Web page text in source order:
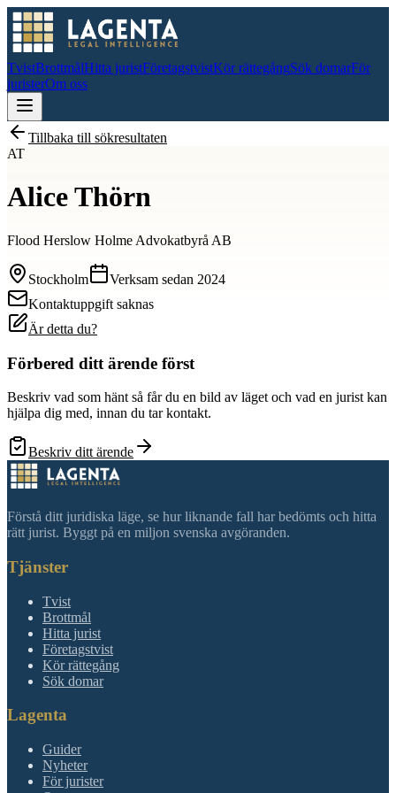
TvistBrottmålHitta juristFöretagstvistKör rättegångSök domarFör
juristerOm oss
Tillbaka till sökresultaten
AT
Alice Thörn
Flood Herslow Holme Advokatbyrå AB
Stockholm Verksam sedan 2024
Kontaktuppgift saknas
Är detta du?
Förbered ditt ärende först
Beskriv vad som hänt så får du en bild av läget och vad en jurist kan
hjälpa dig med, innan du tar kontakt.
Beskriv ditt ärende
Förstå ditt juridiska läge, se hur liknande fall har bedömts och hitta
rätt jurist. Byggt på en miljon svenska avgöranden.
Tjänster
Tvist
Brottmål
Hitta jurist
Företagstvist
Kör rättegång
Sök domar
Lagenta
Guider
Nyheter
För jurister